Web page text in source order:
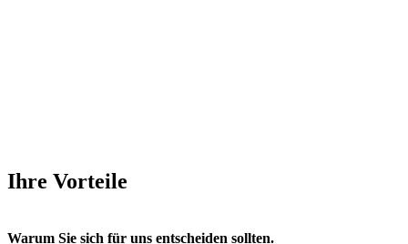
Ihre Vorteile
Warum Sie sich für uns entscheiden sollten.